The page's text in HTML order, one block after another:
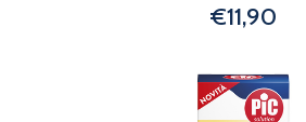
€11,90